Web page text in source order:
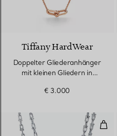
Tiffany HardWear
Doppelter Gliederanhänger
mit kleinen Gliedern in
€ 3.000